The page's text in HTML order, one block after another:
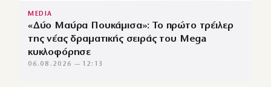
MEDIA
«Δύο Μαύρα Πουκάμισα»: Το πρώτο τρέιλερ
της νέας δραματικής σειράς του Mega
κυκλοφόρησε
06.08.2026 — 12:13